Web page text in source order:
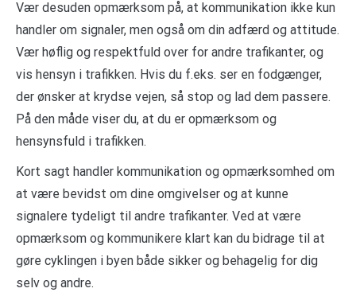
Vær desuden opmærksom på, at kommunikation ikke kun
handler om signaler, men også om din adfærd og attitude.
Vær høflig og respektfuld over for andre trafikanter, og
vis hensyn i trafikken. Hvis du f.eks. ser en fodgænger,
der ønsker at krydse vejen, så stop og lad dem passere.
På den måde viser du, at du er opmærksom og
hensynsfuld i trafikken.
Kort sagt handler kommunikation og opmærksomhed om
at være bevidst om dine omgivelser og at kunne
signalere tydeligt til andre trafikanter. Ved at være
opmærksom og kommunikere klart kan du bidrage til at
gøre cyklingen i byen både sikker og behagelig for dig
selv og andre.